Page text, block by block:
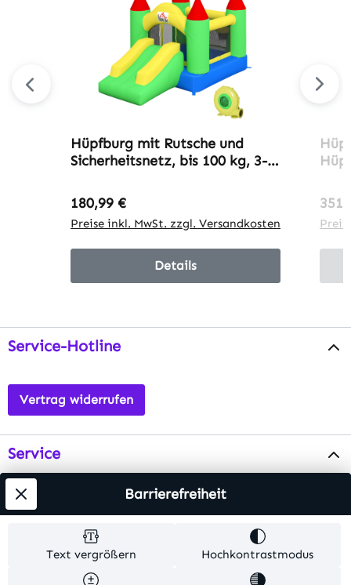
Hüpfburg mit Rutsche und
Sicherheitsnetz, bis 100 kg, 3-
Regulärer Preis:
180,99 €
Preise inkl. MwSt. zzgl. Versandkosten
Details
Service-Hotline
Vertrag widerrufen
Service
Info
Text vergrößern Hochkontrastmodus
Barrierefreiheit